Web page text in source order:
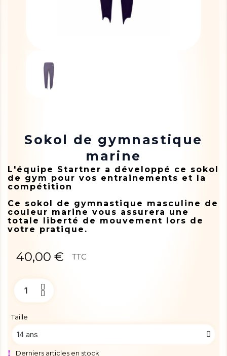
Sokol de gymnastique
marine
L'équipe Startner a développé ce sokol
de gym pour vos entrainements et la
compétition
Ce sokol de gymnastique masculine de
couleur marine vous assurera une
totale liberté de mouvement lors de
votre pratique.
40,00 € TTC
Taille
Derniers articles en stock